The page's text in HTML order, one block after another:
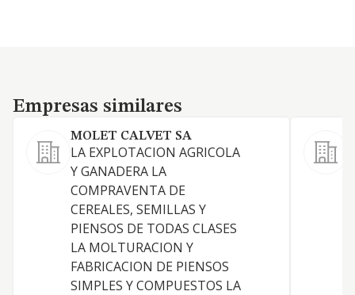
Empresas similares
Empresas similares
MOLET CALVET SA
LA EXPLOTACION AGRICOLA
Y GANADERA LA
COMPRAVENTA DE
CEREALES, SEMILLAS Y
PIENSOS DE TODAS CLASES
LA MOLTURACION Y
FABRICACION DE PIENSOS
SIMPLES Y COMPUESTOS LA